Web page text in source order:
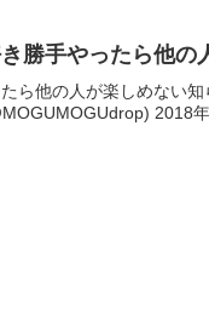
勝手やったら他の
ら他の人が楽しめない
2018